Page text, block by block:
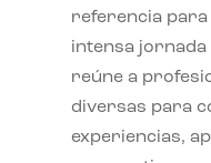
referencia
intensa jornada
reúne a
diversas para
experiencias,